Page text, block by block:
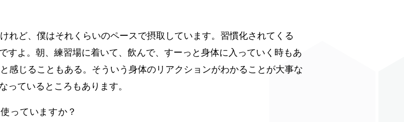
ど、僕はそれくらいのペースで摂取しています。習慣化されてくる
すよ。朝、練習場に着いて、飲んで、すーっと身体に入っていく時もあ
感じることもある。そういう身体のリアクションがわかることが大事な
っているところもあります。
っていますか？